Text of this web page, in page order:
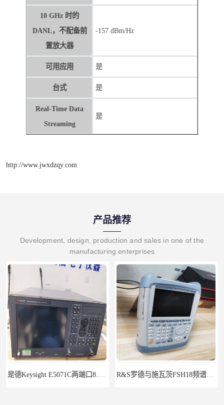
10 GHz 时的
DANL，不配备前
置放大器
-157 dBm/Hz
可用应用 是
台式 是
Real-Time Data
Streaming
是
http://www.jwxdzqy.com
产品推荐
Development, design, production and sales in one of the
manufacturing enterprises